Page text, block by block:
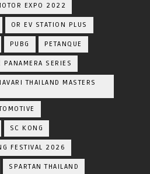
EXPO 2022
OR EV STATION PLUS
PUBG PETANQUE
PANAMERA SERIES
THAILAND MASTERS
SC KONG
FESTIVAL 2026
SPARTAN THAILAND